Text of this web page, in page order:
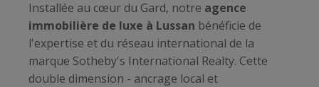
Installée au cœur du Gard, notre agence
immobilière de luxe à Lussan bénéficie de
l'expertise et du réseau international de la
marque Sotheby's International Realty. Cette
double dimension - ancrage local et